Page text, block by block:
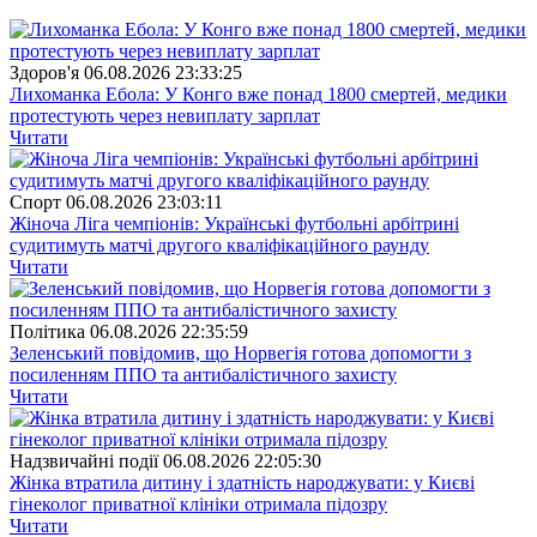
Здоров'я 06.08.2026 23:33:25
Лихоманка Ебола: У Конго вже понад 1800 смертей, медики
протестують через невиплату зарплат
Читати
Спорт 06.08.2026 23:03:11
Жіноча Ліга чемпіонів: Українські футбольні арбітрині
судитимуть матчі другого кваліфікаційного раунду
Читати
Полiтика 06.08.2026 22:35:59
Зеленський повідомив, що Норвегія готова допомогти з
посиленням ППО та антибалістичного захисту
Читати
Надзвичайні події 06.08.2026 22:05:30
Жінка втратила дитину і здатність народжувати: у Києві
гінеколог приватної клініки отримала підозру
Читати